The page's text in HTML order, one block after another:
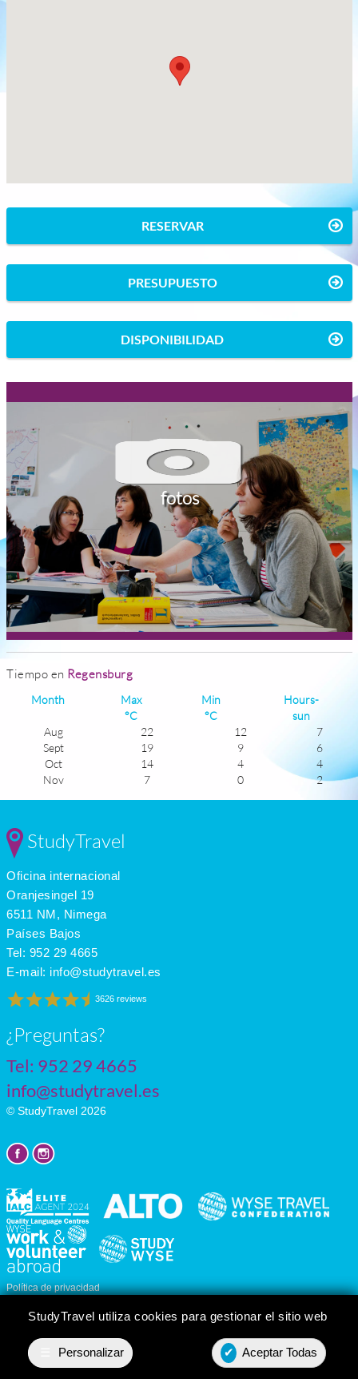
Presupuesto Contact
RESERVAR
PRESUPUESTO
DISPONIBILIDAD
fotos
Tiempo en Regensburg
Month
Max
°C
Min
°C
Hours-
sun
Aug
22 12
7
Sept
19 9
6
Oct
14 4
4
Nov
7 0
2
Mar
May
June
July
StudyTravel utiliza cookies para gestionar el sitio web
Personalizar ✔ Aceptar Todas
StudyTravel
Oficina internacional
Oranjesingel 19
6511 NM, Nimega
Países Bajos
Tel: 952 29 4665
E-mail: info@studytravel.es
3626 reviews
¿Preguntas?
Tel: 952 29 4665
info@studytravel.es
© StudyTravel 2026
Política de privacidad